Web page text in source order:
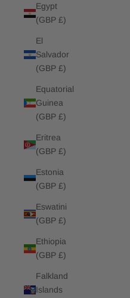
Egypt
(GBP £)
El
Salvador
(GBP £)
Equatorial
Guinea
(GBP £)
Eritrea
(GBP £)
Estonia
(GBP £)
Eswatini
(GBP £)
Ethiopia
(GBP £)
Falkland
Islands